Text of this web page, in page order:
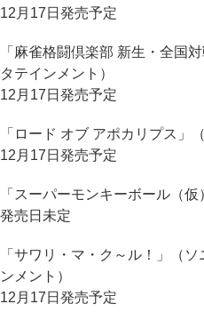
12月17日発売予定
「麻雀格闘倶楽部 新生・全国
タテインメント）
12月17日発売予定
「ロード オブ アポカリプス」
12月17日発売予定
「スーパーモンキーボール（仮
発売日未定
「サワリ・マ・ク～ル！」（
ンメント）
12月17日発売予定